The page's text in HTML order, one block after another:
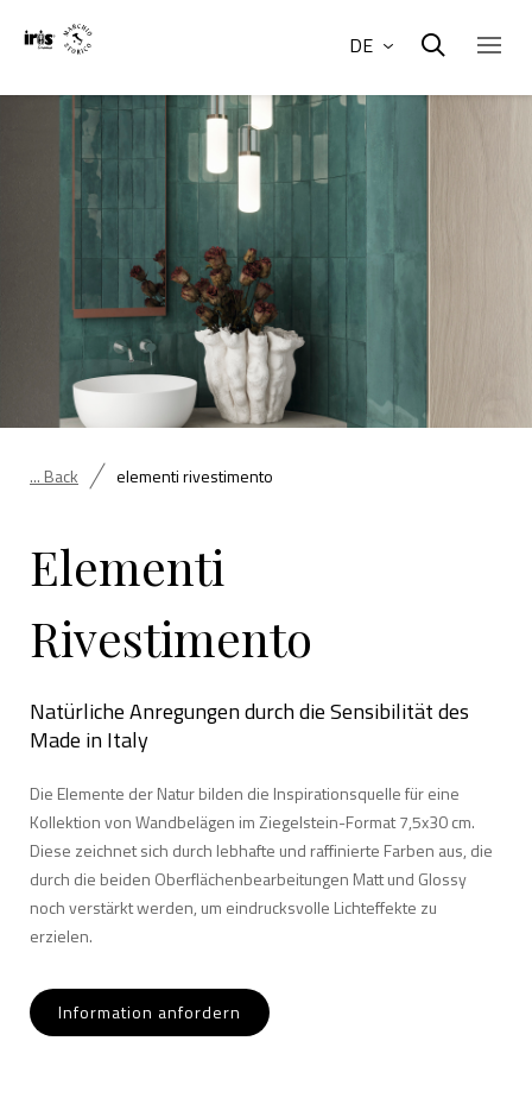
DE
... Back elementi rivestimento
Elementi
Rivestimento
Natürliche Anregungen durch die Sensibilität des
Made in Italy
Die Elemente der Natur bilden die Inspirationsquelle für eine
Kollektion von Wandbelägen im Ziegelstein-Format 7,5x30 cm.
Diese zeichnet sich durch lebhafte und raffinierte Farben aus, die
durch die beiden Oberflächenbearbeitungen Matt und Glossy
noch verstärkt werden, um eindrucksvolle Lichteffekte zu
erzielen.
Information anfordern